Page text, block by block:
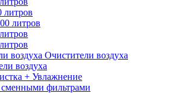
литров
литров
Очистители воздуха
воздуха
+ Увлажнение
фильтрами